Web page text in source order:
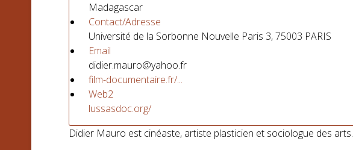
Madagascar
Contact/Adresse
Université de la Sorbonne Nouvelle Paris 3, 75003 PARIS
Email
didier.mauro@yahoo.fr
film-documentaire.fr/...
Web2
lussasdoc.org/
Didier Mauro est cinéaste, artiste plasticien et sociologue des arts.